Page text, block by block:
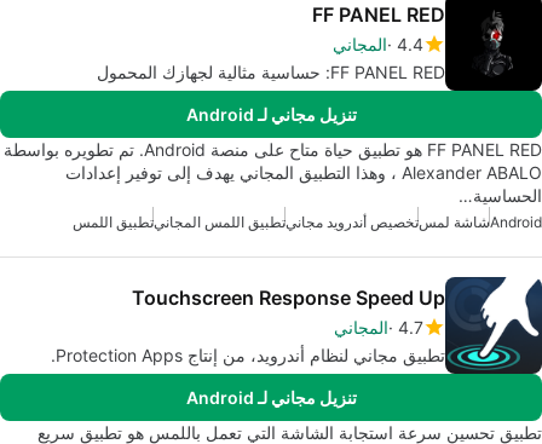
FF PANEL RED
4.4 المجاني
FF PANEL RED: حساسية مثالية لجهازك المحمول
تنزيل مجاني لـ Android
FF PANEL RED هو تطبيق حياة متاح على منصة Android. تم تطويره بواسطة
Alexander ABALO ، وهذا التطبيق المجاني يهدف إلى توفير إعدادات
الحساسية…
Androidشاشة لمستخصيص أندرويد مجانيتطبيق اللمس المجانيتطبيق اللمس
Touchscreen Response Speed Up
4.7 المجاني
تطبيق مجاني لنظام أندرويد، من إنتاج Protection Apps.
تنزيل مجاني لـ Android
تطبيق تحسين سرعة استجابة الشاشة التي تعمل باللمس هو تطبيق سريع